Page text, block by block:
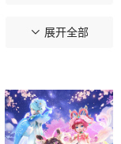
第05集
展开全部